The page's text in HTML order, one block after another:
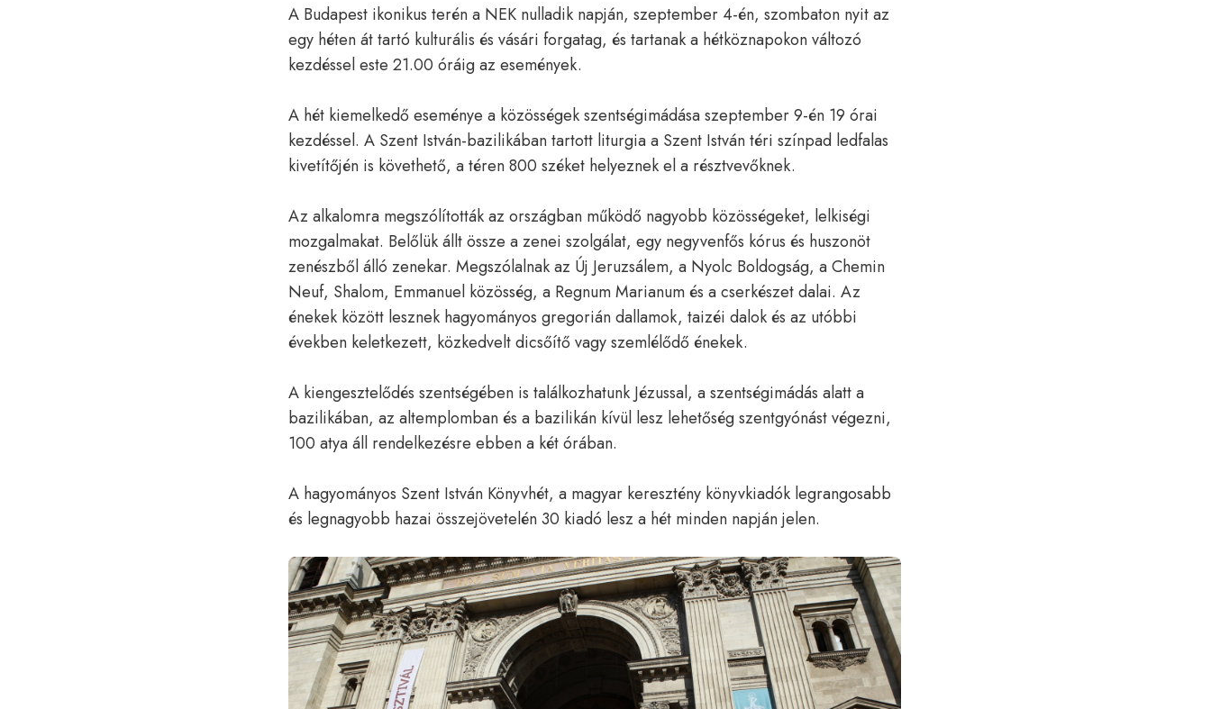
A Budapest ikonikus terén a NEK nulladik napján, szeptember 4-én, szombaton nyit az
egy héten át tartó kulturális és vásári forgatag, és tartanak a hétköznapokon változó
kezdéssel este 21.00 óráig az események.
A hét kiemelkedő eseménye a közösségek szentségimádása szeptember 9-én 19 órai
kezdéssel. A Szent István-bazilikában tartott liturgia a Szent István téri színpad ledfalas
kivetítőjén is követhető, a téren 800 széket helyeznek el a résztvevőknek.
Az alkalomra megszólították az országban működő nagyobb közösségeket, lelkiségi
mozgalmakat. Belőlük állt össze a zenei szolgálat, egy negyvenfős kórus és huszonöt
zenészből álló zenekar. Megszólalnak az Új Jeruzsálem, a Nyolc Boldogság, a Chemin
Neuf, Shalom, Emmanuel közösség, a Regnum Marianum és a cserkészet dalai. Az
énekek között lesznek hagyományos gregorián dallamok, taizéi dalok és az utóbbi
években keletkezett, közkedvelt dicsőítő vagy szemlélődő énekek.
A kiengesztelődés szentségében is találkozhatunk Jézussal, a szentségimádás alatt a
bazilikában, az altemplomban és a bazilikán kívül lesz lehetőség szentgyónást végezni,
100 atya áll rendelkezésre ebben a két órában.
A hagyományos Szent István Könyvhét, a magyar keresztény könyvkiadók legrangosabb
és legnagyobb hazai összejövetelén 30 kiadó lesz a hét minden napján jelen.